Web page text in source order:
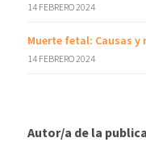
14 FEBRERO 2024
Muerte fetal: Causas y
14 FEBRERO 2024
Autor/a de la